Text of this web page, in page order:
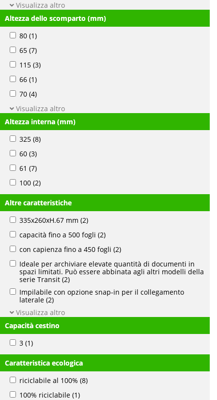
Visualizza altro
Altezza dello scomparto (mm)
80 (1)
65 (7)
115 (3)
66 (1)
70 (4)
Visualizza altro
Altezza interna (mm)
325 (8)
60 (3)
61 (7)
100 (2)
Altre caratteristiche
335x260xH.67 mm (2)
capacità fino a 500 fogli (2)
con capienza fino a 450 fogli (2)
Ideale per archiviare elevate quantità di documenti in
spazi limitati. Può essere abbinata agli altri modelli della
serie Transit (2)
Impilabile con opzione snap-in per il collegamento
laterale (2)
Visualizza altro
Capacità cestino
3 (1)
Caratteristica ecologica
riciclabile al 100% (8)
100% riciclabile (1)